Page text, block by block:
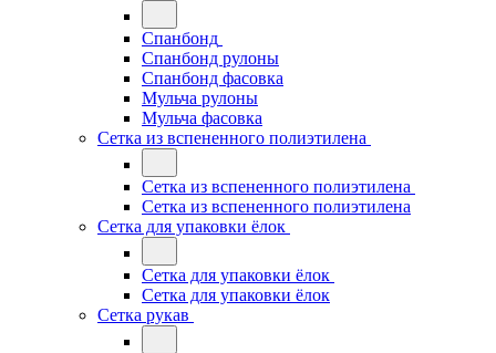
Спанбонд
Спанбонд рулоны
Спанбонд фасовка
Мульча рулоны
Мульча фасовка
Сетка из вспененного полиэтилена
Сетка из вспененного полиэтилена
Сетка из вспененного полиэтилена
Сетка для упаковки ёлок
Сетка для упаковки ёлок
Сетка для упаковки ёлок
Сетка рукав